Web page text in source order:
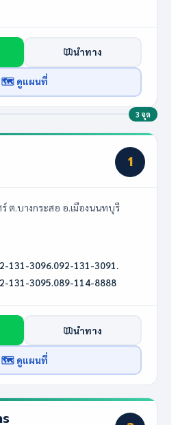
นำทาง
🗺 ดูแผนที่
3 จุด
1
ต.บางกระสอ อ.เมืองนนทบุรี
131-3096·092-131-3091·
131-3095·089-114-8888
นำทาง
🗺 ดูแผนที่